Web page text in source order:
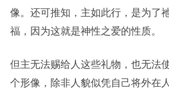
像。还可推知，主如此行，是为了
福，因为这就是神性之爱的性质。
但主无法赐给人这些礼物，也无法
个形像，除非人貌似凭自己将外在